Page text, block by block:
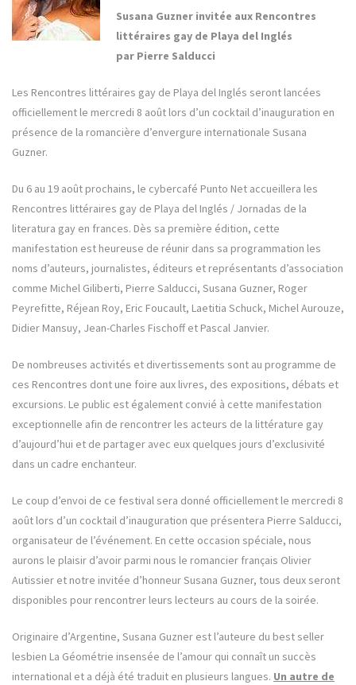
Susana Guzner invitée aux Rencontres
littéraires gay de Playa del Inglés
par Pierre Salducci
Les Rencontres littéraires gay de Playa del Inglés seront lancées
officiellement le mercredi 8 août lors d’un cocktail d’inauguration en
présence de la romancière d’envergure internationale Susana
Guzner.
Du 6 au 19 août prochains, le cybercafé Punto Net accueillera les
Rencontres littéraires gay de Playa del Inglés / Jornadas de la
literatura gay en frances. Dès sa première édition, cette
manifestation est heureuse de réunir dans sa programmation les
noms d’auteurs, journalistes, éditeurs et représentants d’association
comme Michel Giliberti, Pierre Salducci, Susana Guzner, Roger
Peyrefitte, Réjean Roy, Eric Foucault, Laetitia Schuck, Michel Aurouze,
Didier Mansuy, Jean-Charles Fischoff et Pascal Janvier.
De nombreuses activités et divertissements sont au programme de
ces Rencontres dont une foire aux livres, des expositions, débats et
excursions. Le public est également convié à cette manifestation
exceptionnelle afin de rencontrer les acteurs de la littérature gay
d’aujourd’hui et de partager avec eux quelques jours d’exclusivité
dans un cadre enchanteur.
Le coup d’envoi de ce festival sera donné officiellement le mercredi 8
août lors d’un cocktail d’inauguration que présentera Pierre Salducci,
organisateur de l’événement. En cette occasion spéciale, nous
aurons le plaisir d’avoir parmi nous le romancier français Olivier
Autissier et notre invitée d’honneur Susana Guzner, tous deux seront
disponibles pour rencontrer leurs lecteurs au cours de la soirée.
Originaire d’Argentine, Susana Guzner est l’auteure du best seller
lesbien La Géométrie insensée de l’amour qui connaît un succès
international et a déjà été traduit en plusieurs langues. Un autre de